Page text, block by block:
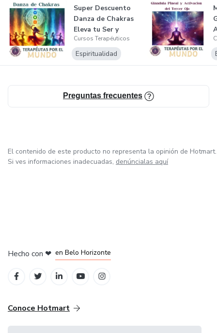
Super Descuento
Danza de Chakras
Eleva tu Ser y
Transforma t...
Cursos Terapéuticos
Espiritualidad
Preguntas frecuentes
El contenido de este producto no representa la opinión de Hotmart.
Si ves informaciones inadecuadas, denúncialas aquí
Hecho con ❤ en Belo Horizonte
Conoce Hotmart